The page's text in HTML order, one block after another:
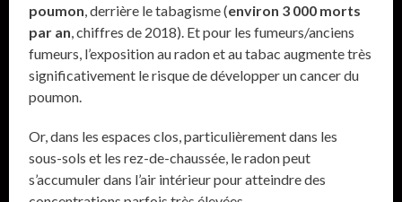
poumon , derrière le tabagisme (environ 3 000 morts
par an , chiffres de 2018). Et pour les fumeurs/anciens
fumeurs, l’exposition au radon et au tabac augmente très
significativement le risque de développer un cancer du
poumon.
Or, dans les espaces clos, particulièrement dans les
sous-sols et les rez-de-chaussée, le radon peut
s’accumuler dans l’air intérieur pour atteindre des